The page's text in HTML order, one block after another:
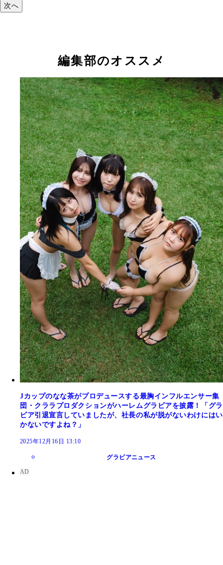
次へ
編集部のオススメ
Jカップのなな茶がプロデュースする最胸インフルエンサー集
団・クララプロダクションがハーレムグラビアを披露！「グラ
ビア引退宣言していましたが、社長の私が脱がないわけにはい
かないですよね？」
2025年12月16日 13:10
グラビアニュース